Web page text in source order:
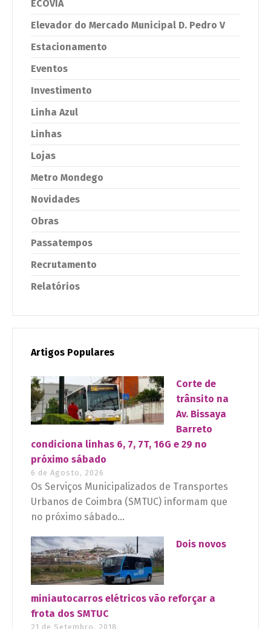
ECOVIA
Elevador do Mercado Municipal D. Pedro V
Estacionamento
Eventos
Investimento
Linha Azul
Linhas
Lojas
Metro Mondego
Novidades
Obras
Passatempos
Recrutamento
Relatórios
Artigos Populares
Corte de
trânsito na
Av. Bissaya
Barreto
condiciona linhas 6, 7, 7T, 16G e 29 no
próximo sábado
6 de Agosto, 2026
Os Serviços Municipalizados de Transportes
Urbanos de Coimbra (SMTUC) informam que
no próximo sábado...
Dois novos
miniautocarros elétricos vão reforçar a
frota dos SMTUC
21 de Setembro, 2018